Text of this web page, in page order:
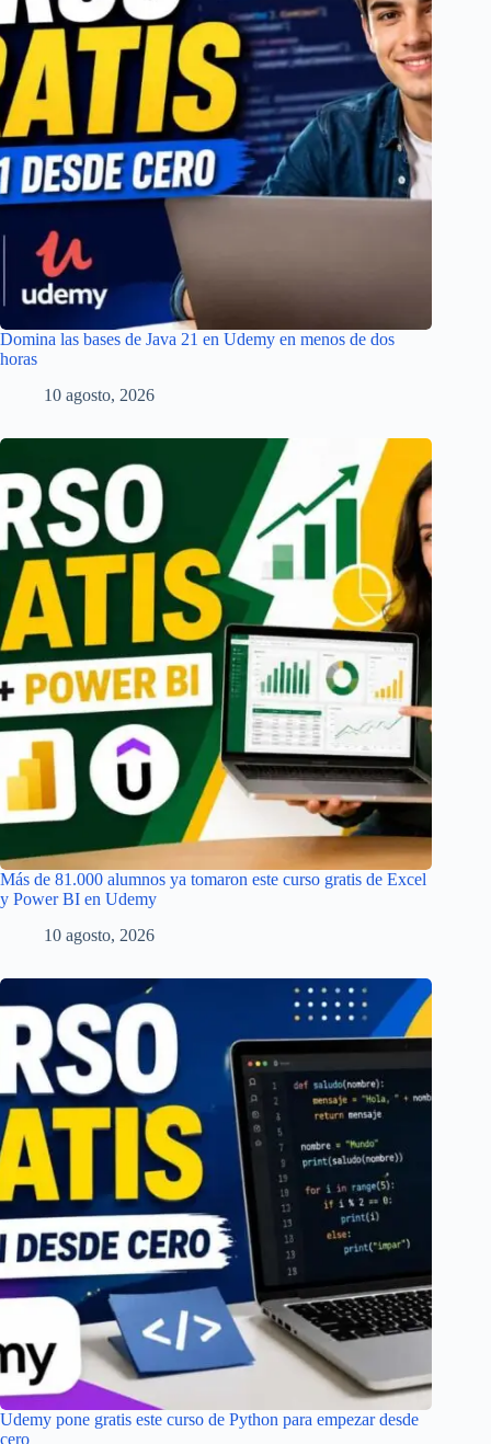
Domina las bases de Java 21 en Udemy en menos de dos
horas
10 agosto, 2026
Más de 81.000 alumnos ya tomaron este curso gratis de Excel
y Power BI en Udemy
10 agosto, 2026
Udemy pone gratis este curso de Python para empezar desde
cero